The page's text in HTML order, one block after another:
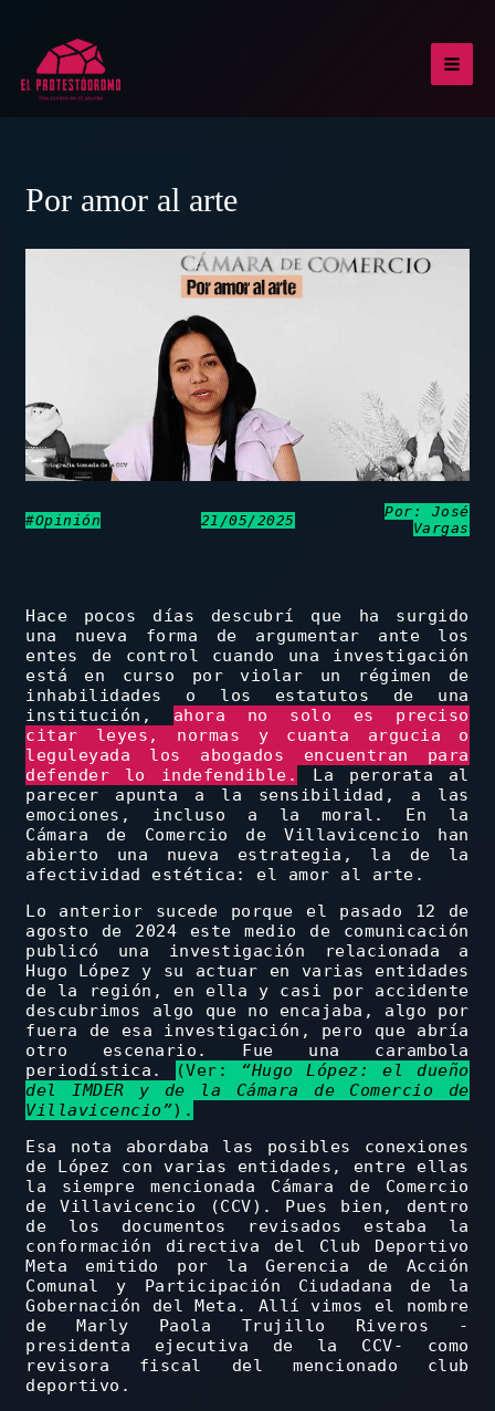
contenido
Por amor al arte
#Opinión 21/05/2025
Por: José
Vargas
Hace pocos días descubrí que ha surgido
una nueva forma de argumentar ante los
entes de control cuando una investigación
está en curso por violar un régimen de
inhabilidades o los estatutos de una
institución, ahora no solo es preciso
citar leyes, normas y cuanta argucia o
leguleyada los abogados encuentran para
defender lo indefendible.
La perorata al
parecer apunta a la sensibilidad, a las
emociones, incluso a la moral. En la
Cámara de Comercio de Villavicencio han
abierto una nueva estrategia, la de la
afectividad estética: el amor al arte.
Lo anterior sucede porque el pasado 12 de
agosto de 2024 este medio de comunicación
publicó una investigación relacionada a
Hugo López y su actuar en varias entidades
de la región, en ella y casi por accidente
descubrimos algo que no encajaba, algo por
fuera de esa investigación, pero que abría
otro escenario. Fue una carambola
periodística.
(Ver:
“Hugo López: el dueño
del IMDER y de la Cámara de Comercio de
Villavicencio”).
Esa nota abordaba las posibles conexiones
de López con varias entidades, entre ellas
la siempre mencionada Cámara de Comercio
de Villavicencio (CCV). Pues bien, dentro
de los documentos revisados estaba la
conformación directiva del Club Deportivo
Meta emitido por la Gerencia de Acción
Comunal y Participación Ciudadana de la
Gobernación del Meta. Allí vimos el nombre
de Marly Paola Trujillo Riveros -
presidenta ejecutiva de la CCV- como
revisora fiscal del mencionado club
deportivo.